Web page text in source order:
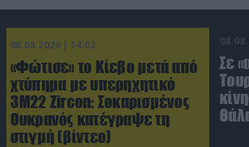
08.08.2026 | 14:02
«Φώτισε» το Κίεβο μετά από
χτύπημα με υπερηχητικό
3M22 Zircon: Σοκαρισμένος
Ουκρανός κατέγραψε τη
στιγμή (βίντεο)
Σε